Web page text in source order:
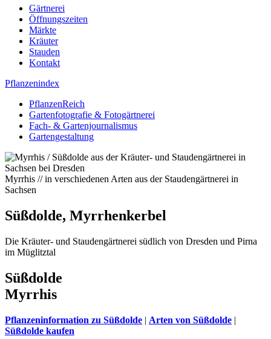
Gärtnerei
Öffnungszeiten
Märkte
Kräuter
Stauden
Kontakt
Pflanzenindex
PflanzenReich
Gartenfotografie & Fotogärtnerei
Fach- & Gartenjournalismus
Gartengestaltung
Myrrhis // in verschiedenen Arten aus der Staudengärtnerei in
Sachsen
Süßdolde, Myrrhenkerbel
Die Kräuter- und Staudengärtnerei südlich von Dresden und Pirna
im Müglitztal
Süßdolde
Myrrhis
Pflanzeninformation zu Süßdolde | Arten von Süßdolde |
Süßdolde kaufen